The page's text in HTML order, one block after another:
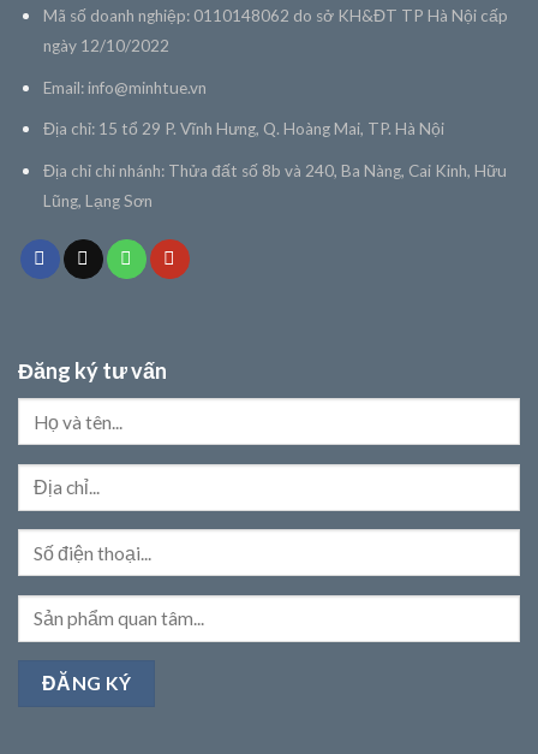
Mã số doanh nghiệp: 0110148062 do sở KH&ĐT TP Hà Nội cấp
ngày 12/10/2022
Email: info@minhtue.vn
Địa chỉ: 15 tổ 29 P. Vĩnh Hưng, Q. Hoàng Mai, TP. Hà Nội
Địa chỉ chi nhánh: Thửa đất số 8b và 240, Ba Nàng, Cai Kinh, Hữu
Lũng, Lạng Sơn
Đăng ký tư vấn